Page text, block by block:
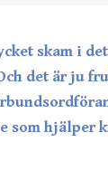
skam i
det är ju
som